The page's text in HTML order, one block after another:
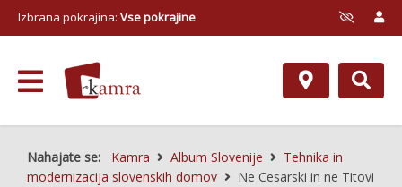
Izbrana pokrajina: Vse pokrajine
Nahajate se: Kamra Album Slovenije
Tehnika in
modernizacija slovenskih domov
Ne Cesarski in ne Titovi